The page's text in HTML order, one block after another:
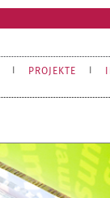
PROJEKTE